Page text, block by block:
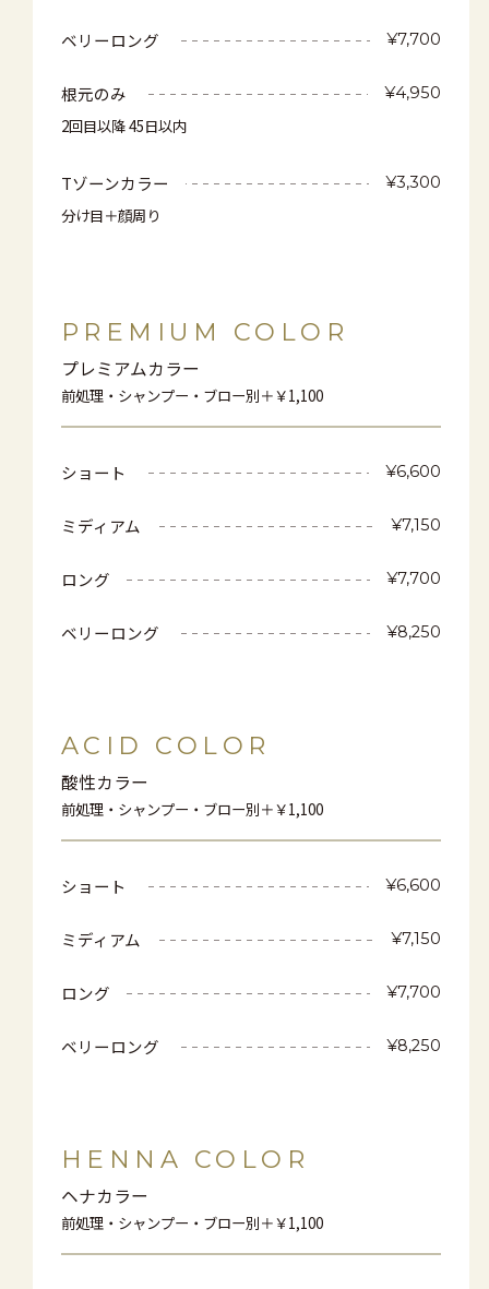
ベリーロング ¥7,700
根元のみ ¥4,950
2回目以降 45日以内
Tゾーンカラー ¥3,300
分け目＋顔周り
PREMIUM COLOR
プレミアムカラー
前処理・シャンプー・ブロー別＋￥1,100
ショート ¥6,600
ミディアム ¥7,150
ロング ¥7,700
ベリーロング ¥8,250
ACID COLOR
酸性カラー
前処理・シャンプー・ブロー別＋￥1,100
ショート ¥6,600
ミディアム ¥7,150
ロング ¥7,700
ベリーロング ¥8,250
HENNA COLOR
ヘナカラー
前処理・シャンプー・ブロー別＋￥1,100